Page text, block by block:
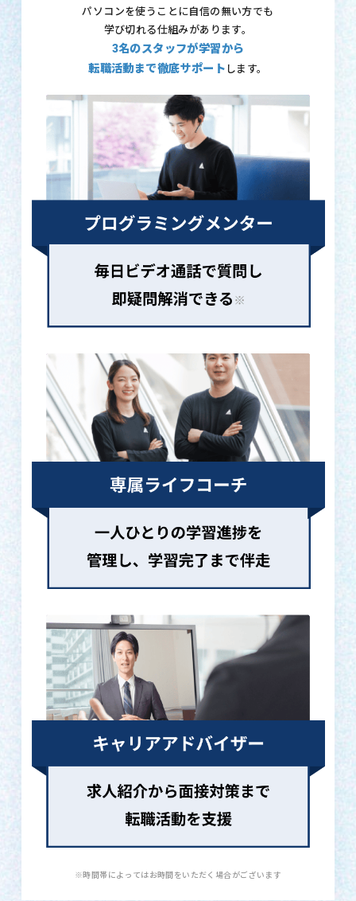
パソコンを使うことに自信の無い方でも
学び切れる仕組みがあります。
3名のスタッフが学習から
転職活動まで徹底サポート します。
※時間帯によってはお時間をいただく場合がございます